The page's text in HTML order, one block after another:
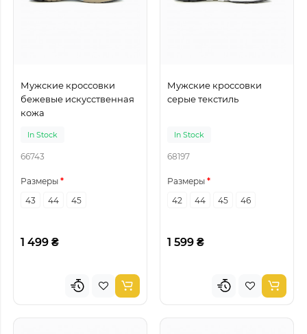
Мужские кроссовки
бежевые искусственная
кожа
In Stock
66743
Размеры
43
44 45
1 499 ₴
Мужские кроссовки
серые текстиль
In Stock
68197
Размеры
42
44 45 46
1 599 ₴